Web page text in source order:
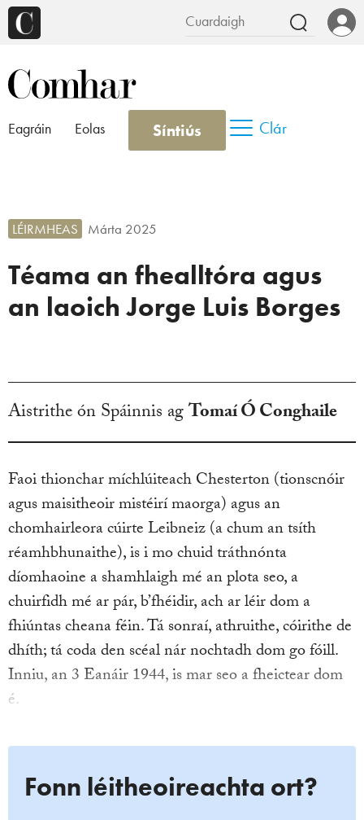
Eagráin Eolas Síntiús Clár
Téama an fhealltóra agus
an laoich Jorge Luis Borges
LÉIRMHEAS Márta 2025
Aistrithe ón Spáinnis agTomaí Ó Conghaile
Faoi thionchar míchlúiteach Chesterton (tionscnóir
agus maisitheoir mistéirí maorga) agus an
chomhairleora cúirte Leibneiz (a chum an tsíth
réamhbhunaithe), is i mo chuid tráthnónta
díomhaoine a shamhlaigh mé an plota seo, a
chuirfidh mé ar pár, b’fhéidir, ach ar léir dom a
fhiúntas cheana féin. Tá sonraí, athruithe, cóirithe de
dhíth; tá coda den scéal nár nochtadh dom go fóill.
Inniu, an 3 Eanáir 1944, is mar seo a fheictear dom
é.
Fonn léitheoireachta ort?